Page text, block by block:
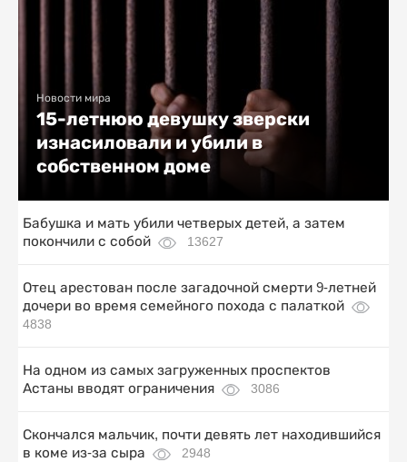
Новости мира
15-летнюю девушку зверски
изнасиловали и убили в
собственном доме
Бабушка и мать убили четверых детей, а затем
покончили с собой
13627
Отец арестован после загадочной смерти 9-летней
дочери во время семейного похода с палаткой
4838
На одном из самых загруженных проспектов
Астаны вводят ограничения
3086
Скончался мальчик, почти девять лет находившийся
в коме из-за сыра
2948